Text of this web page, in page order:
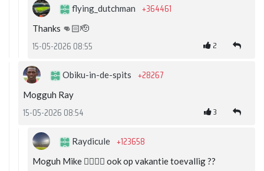
flying_dutchman +364461
Thanks 👊🏻🫡
15-05-2026 08:55 2
Obiku-in-de-spits +28267
Mogguh Ray
15-05-2026 08:54 3
Raydicule +123658
Moguh Mike 👍🏽💪🏽 ook op vakantie toevallig ??